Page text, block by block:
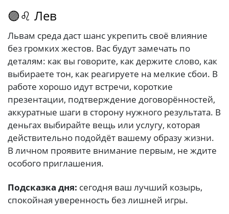
🟣♌ Лев
Львам среда даст шанс укрепить своё влияние
без громких жестов. Вас будут замечать по
деталям: как вы говорите, как держите слово, как
выбираете тон, как реагируете на мелкие сбои. В
работе хорошо идут встречи, короткие
презентации, подтверждение договорённостей,
аккуратные шаги в сторону нужного результата. В
деньгах выбирайте вещь или услугу, которая
действительно подойдёт вашему образу жизни.
В личном проявите внимание первым, не ждите
особого приглашения.
Подсказка дня: сегодня ваш лучший козырь,
спокойная уверенность без лишней игры.